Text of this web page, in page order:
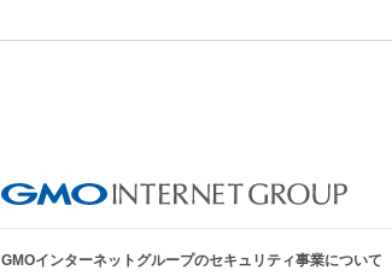
GMOインターネットグループのセキュリティ事業について